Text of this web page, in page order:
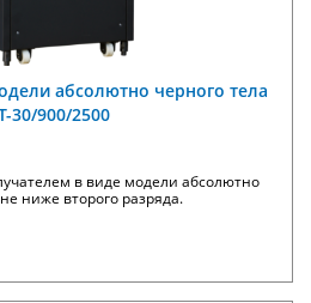
абсолютно черного тела
30/900/2500
в виде модели абсолютно
ниже второго разряда.